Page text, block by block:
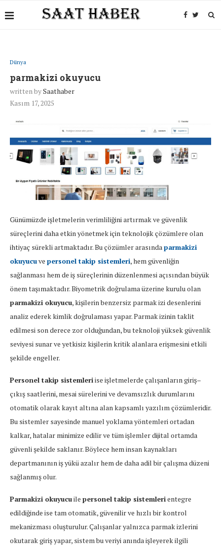
Dünya
parmakizi okuyucu
written bySaathaber
Kasım 17, 2025
Günümüzde işletmelerin verimliliğini artırmak ve güvenlik
süreçlerini daha etkin yönetmek için teknolojik çözümlere olan
ihtiyaç sürekli artmaktadır. Bu çözümler arasında parmakizi
okuyucuve personel takip sistemleri, hem güvenliğin
sağlanması hem de iş süreçlerinin düzenlenmesi açısından büyük
önem taşımaktadır. Biyometrik doğrulama üzerine kurulu olan
parmakizi okuyucu, kişilerin benzersiz parmak izi desenlerini
analiz ederek kimlik doğrulaması yapar. Parmak izinin taklit
edilmesi son derece zor olduğundan, bu teknoloji yüksek güvenlik
seviyesi sunar ve yetkisiz kişilerin kritik alanlara erişmesini etkili
şekilde engeller.
Personel takip sistemleriise işletmelerde çalışanların giriş–
çıkış saatlerini, mesai sürelerini ve devamsızlık durumlarını
otomatik olarak kayıt altına alan kapsamlı yazılım çözümleridir.
Bu sistemler sayesinde manuel yoklama yöntemleri ortadan
kalkar, hatalar minimize edilir ve tüm işlemler dijital ortamda
güvenli şekilde saklanır. Böylece hem insan kaynakları
departmanının iş yükü azalır hem de daha adil bir çalışma düzeni
sağlanmış olur.
Parmakizi okuyucuile personel takip sistemlerientegre
edildiğinde ise tam otomatik, güvenilir ve hızlı bir kontrol
mekanizması oluşturulur. Çalışanlar yalnızca parmak izlerini
okutarak giriş yapar, sistem bu veriyi anında işleyerek ilgili